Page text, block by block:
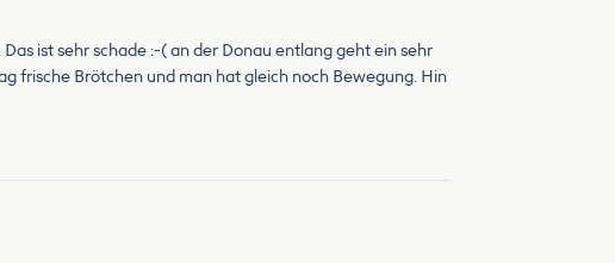
ist sehr schade :-( an der Donau entlang geht ein sehr
frische Brötchen und man hat gleich noch Bewegung. Hin